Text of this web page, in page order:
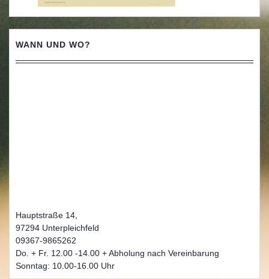
WANN UND WO?
Hauptstraße 14,
97294 Unterpleichfeld
09367-9865262
Do. + Fr. 12.00 -14.00 + Abholung nach Vereinbarung
Sonntag: 10.00-16.00 Uhr